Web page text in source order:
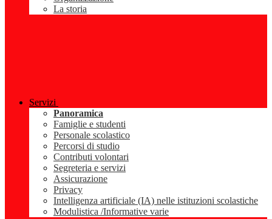
La storia
Servizi
Panoramica
Famiglie e studenti
Personale scolastico
Percorsi di studio
Contributi volontari
Segreteria e servizi
Assicurazione
Privacy
Intelligenza artificiale (IA) nelle istituzioni scolastiche
Modulistica /Informative varie